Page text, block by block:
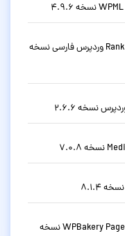
دانلود افزونه سئو حرفه ای رنک مث Rank Math Pro وردپرس فارسی نسخه
افزونه صفحه ساز و ویرایشگر دیداری WPBakery Page Builder نسخه